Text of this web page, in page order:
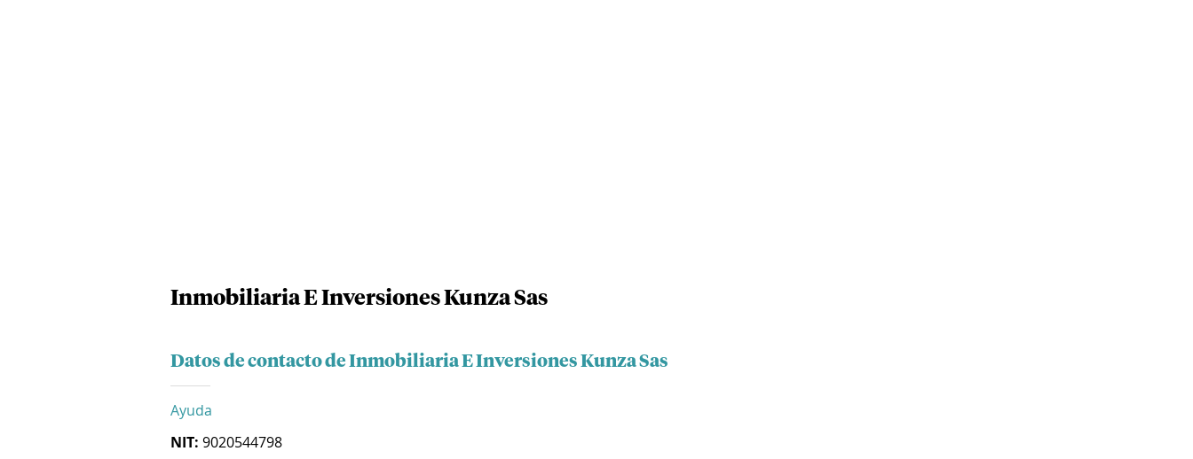
Inmobiliaria E Inversiones Kunza Sas
Datos de contacto de Inmobiliaria E Inversiones Kunza Sas
Ayuda
NIT: 9020544798